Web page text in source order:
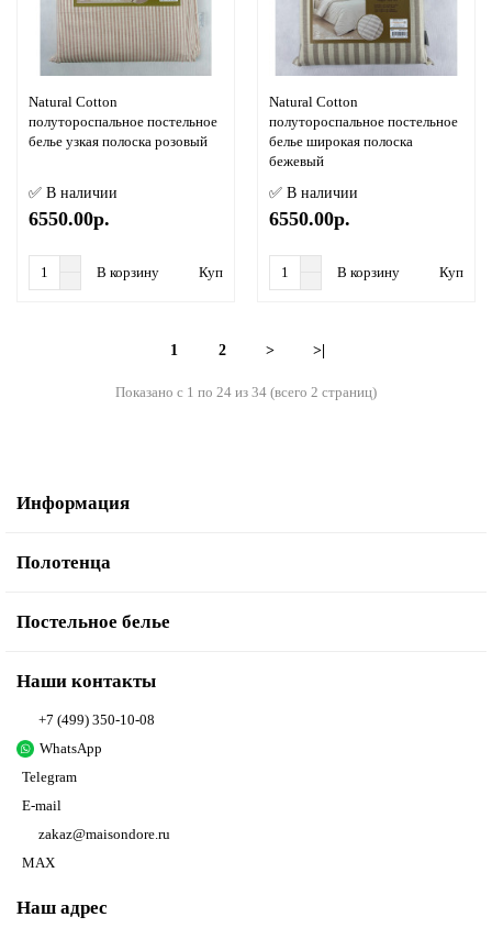
Natural Cotton
полутороспальное постельное
белье узкая полоска розовый
✅ В наличии
6550.00р.
В корзину Купить в 1 клик
Natural Cotton
полутороспальное постельное
белье широкая полоска
бежевый
✅ В наличии
6550.00р.
В корзину Купить
1 2 > >|
Показано с 1 по 24 из 34 (всего 2 страниц)
Информация
Полотенца
Постельное белье
Наши контакты
+7 (499) 350-10-08
WhatsApp
Telegram
E-mail
zakaz@maisondore.ru
MAX
Наш адрес